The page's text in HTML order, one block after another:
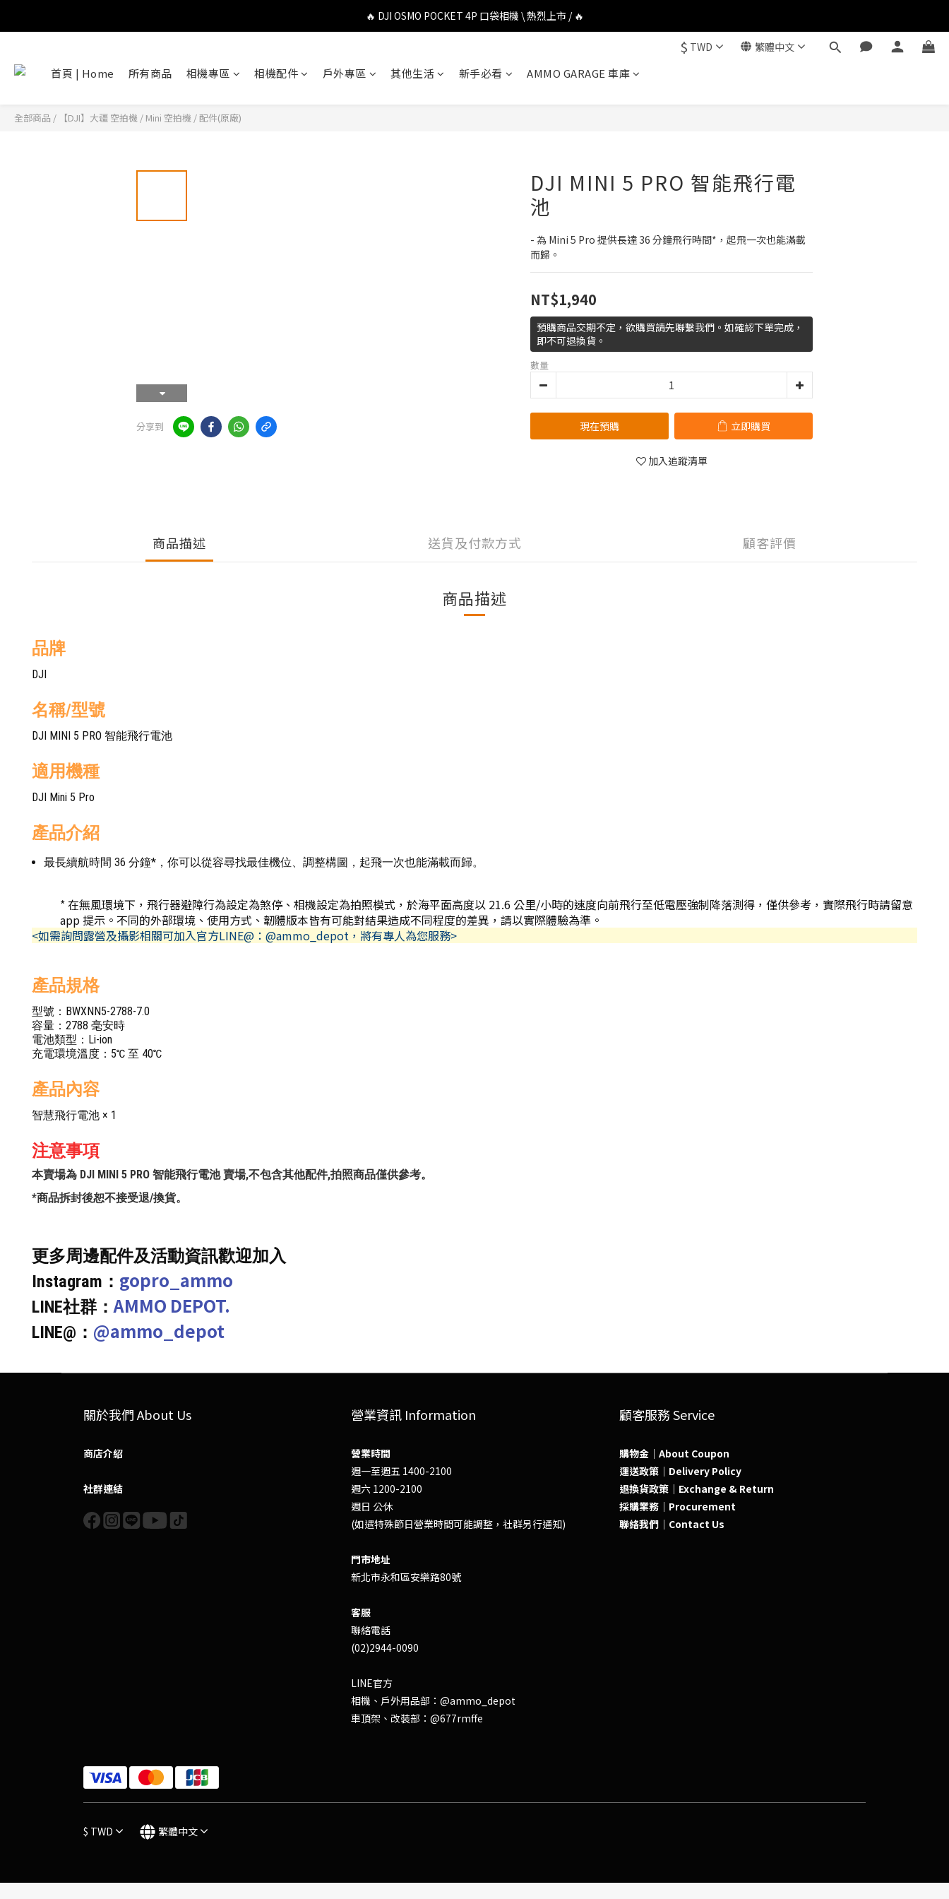
🔥 DJI OSMO POCKET 4P 口袋相機 \ 熱烈上市 / 🔥
🔥 DJI OSMO POCKET 4P 口袋相機 \ 熱烈上市 / 🔥
🔥 Insta360 GO Ultra Hello Kitty 聯名限定套裝 \ 時尚上市 / 🔥
$ TWD 繁體中文
首頁 | Home 所有商品 相機專區 相機配件 戶外專區 其他生活 新手必看 AMMO GARAGE 車庫
全部商品 / 【DJI】大疆 空拍機 / Mini 空拍機 /配件(原廠)
分享到
DJI MINI 5 PRO 智能飛行電
池
- 為 Mini 5 Pro 提供長達 36 分鐘飛行時間*，起飛一次也能滿載
而歸。
NT$1,940
預購商品交期不定，欲購買請先聯繫我們。如確認下單完成，
即不可退換貨。
數量
現在預購 立即購買
加入追蹤清單
商品描述 送貨及付款方式 顧客評價
商品描述
品牌
DJI
名稱/型號
DJI MINI 5 PRO 智能飛行電池
適用機種
DJI Mini 5 Pro
產品介紹
最長續航時間 36 分鐘*，你可以從容尋找最佳機位、調整構圖，起飛一次也能滿載而歸。
* 在無風環境下，飛行器避障行為設定為煞停、相機設定為拍照模式，於海平面高度以 21.6 公里/小時的速度向前飛行至低電壓強制降落測得，僅供參考，實際飛行時請留意
app 提示。不同的外部環境、使用方式、韌體版本皆有可能對結果造成不同程度的差異，請以實際體驗為準。
<如需詢問露營及攝影相關可加入官方LINE@：@ammo_depot，將有專人為您服務>
產品規格
型號：BWXNN5-2788-7.0
容量：2788 毫安時
電池類型：Li-ion
充電環境溫度：5℃ 至 40℃
產品內容
智慧飛行電池 × 1
注意事項
本賣場為 DJI MINI 5 PRO 智能飛行電池 賣場,不包含其他配件,拍照商品僅供參考。
*商品拆封後恕不接受退/換貨。
更多周邊配件及活動資訊歡迎加入
Instagram： gopro_ammo
LINE社群：AMMO DEPOT.
LINE@： @ammo_depot
關於我們 About Us
商店介紹
社群連結
營業資訊 Information
營業時間
週一至週五 1400-2100
週六 1200-2100
週日 公休
(如遇特殊節日營業時間可能調整，社群另行通知)
門市地址
新北市永和區安樂路80號
客服
聯絡電話
(02)2944-0090
LINE官方
相機、戶外用品部：@ammo_depot
車頂架、改裝部：@677rmffe
顧客服務 Service
購物金｜About Coupon
運送政策｜Delivery Policy
退換貨政策｜Exchange & Return
採購業務｜Procurement
聯絡我們｜Contact Us
$ TWD 繁體中文